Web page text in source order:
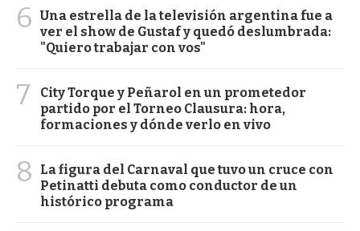
6 Una estrella de la televisión argentina fue a
ver el show de Gustaf y quedó deslumbrada:
"Quiero trabajar con vos"
7
City Torque y Peñarol en un prometedor
partido por el Torneo Clausura: hora,
formaciones y dónde verlo en vivo
8
La figura del Carnaval que tuvo un cruce con
Petinatti debuta como conductor de un
histórico programa